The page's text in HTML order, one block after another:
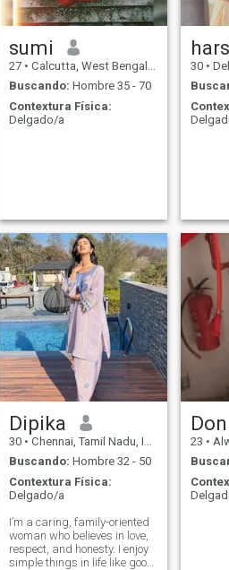
sumi
27 • Calcutta, West Bengal, India
Buscando: Hombre 35 - 70
Contextura Física:
Delgado/a
30 •
Dipika
30 • Chennai, Tamil Nadu, India
Buscando: Hombre 32 - 50
Contextura Física:
Delgado/a
I’m a caring, family-oriented
woman who believes in love,
respect, and honesty. I enjoy
simple things in life like good
Don
23 •